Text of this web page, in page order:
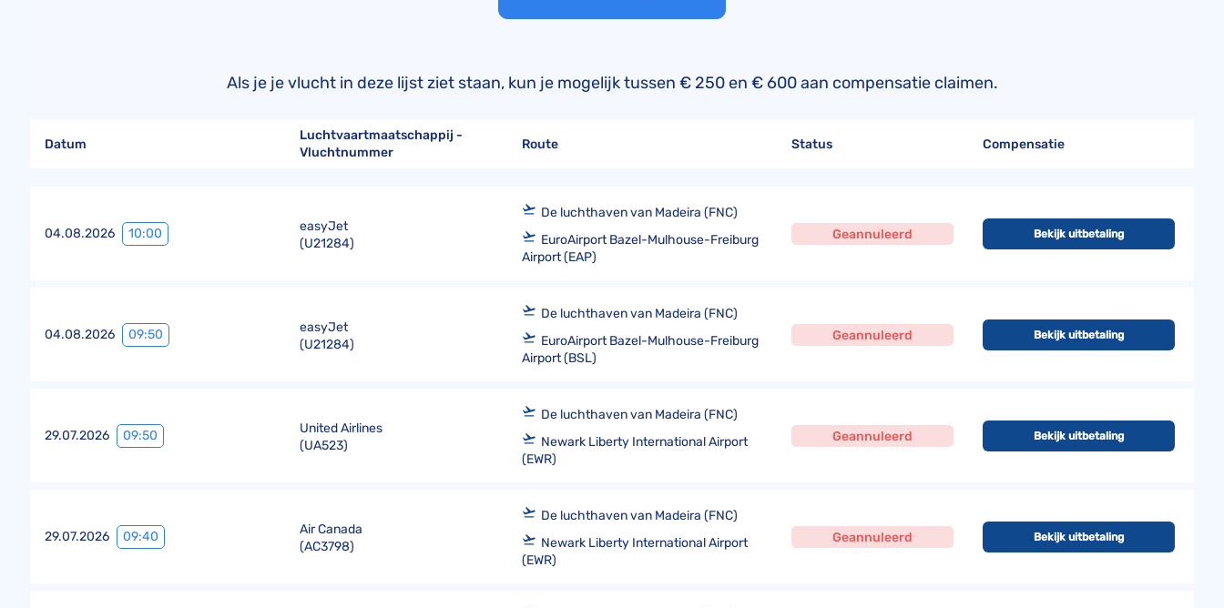
Als je je vlucht in deze lijst ziet staan, kun je mogelijk tussen € 250 en € 600 aan compensatie claimen.
Datum
Luchtvaartmaatschappij -
Vluchtnummer
Route Status Compensatie
04.08.2026 10:00
easyJet
(U21284)
De luchthaven van Madeira (FNC)
EuroAirport Bazel-Mulhouse-Freiburg
Airport (EAP)
Geannuleerd Bekijk uitbetaling
04.08.2026 09:50
easyJet
(U21284)
De luchthaven van Madeira (FNC)
EuroAirport Bazel-Mulhouse-Freiburg
Airport (BSL)
Geannuleerd Bekijk uitbetaling
29.07.2026 09:50
United Airlines
(UA523)
De luchthaven van Madeira (FNC)
Newark Liberty International Airport
(EWR)
Geannuleerd Bekijk uitbetaling
29.07.2026 09:40
Air Canada
(AC3798)
De luchthaven van Madeira (FNC)
Newark Liberty International Airport
(EWR)
Geannuleerd Bekijk uitbetaling